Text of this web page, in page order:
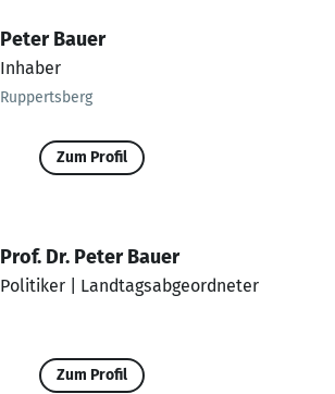
Peter Bauer
Inhaber
Ruppertsberg
Zum Profil
Prof. Dr. Peter Bauer
Politiker | Landtagsabgeordneter
Zum Profil